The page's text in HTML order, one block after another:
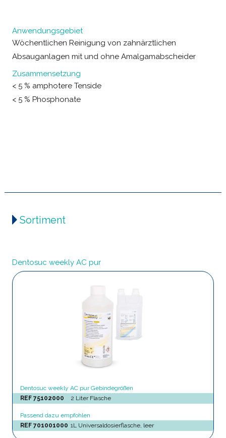
Anwendungsgebiet
Wöchentlichen Reinigung von zahnärztlichen
Absauganlagen mit und ohne Amalgamabscheider
Zusammensetzung
< 5 % amphotere Tenside
< 5 % Phosphonate
Sortiment
Dentosuc weekly AC pur
Dentosuc weekly AC pur Gebindegrößen
REF 75102000
2 Liter Flasche
Passend dazu empfohlen
REF 701001000 1L Universaldosierflasche, leer